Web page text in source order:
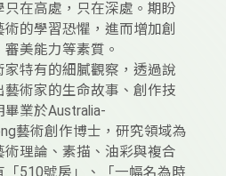
在高處，只在深處。期盼
的學習恐懼，進而增加創
美能力等素質。
特有的細膩觀察，透過說
術家的生命故事、創作技
業於Australia-
藝術創作博士，研究領域為
理論、素描、油彩與複合
510號房」、「一幅名為時